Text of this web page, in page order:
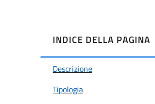
INDICE DELLA PAGINA
Descrizione
Tipologia